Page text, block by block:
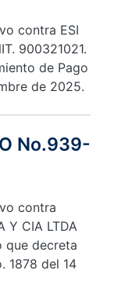
contra ESI
900321021.
de Pago
de 2025.
No.939-
contra
Y CIA LTDA
que decreta
1878 del 14